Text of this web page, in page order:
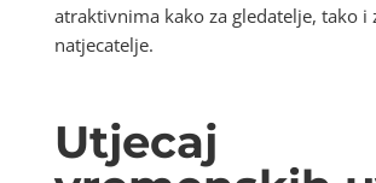
atraktivnima kako za gledatelje, tako i
natjecatelje.
Utjecaj